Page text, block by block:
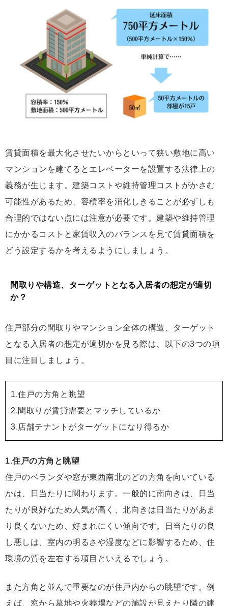
賃貸面積を最大化させたいからといって狭い敷地に高い
マンションを建てるとエレベーターを設置する法律上の
義務が生じます。建築コストや維持管理コストがかさむ
可能性があるため、容積率を消化しきることが必ずしも
合理的ではない点には注意が必要です。建築や維持管理
にかかるコストと家賃収入のバランスを見て賃貸面積を
どう設定するかを考えるようにしましょう。
間取りや構造、ターゲットとなる入居者の想定が適切
か？
住戸部分の間取りやマンション全体の構造、ターゲット
となる入居者の想定が適切かを見る際は、以下の3つの項
目に注目しましょう。
1.住戸の方角と眺望
2.間取りが賃貸需要とマッチしているか
3.店舗テナントがターゲットになり得るか
1.住戸の方角と眺望
住戸のベランダや窓が東西南北のどの方角を向いている
かは、日当たりに関わります。一般的に南向きは、日当
たりが良好なため人気が高く、北向きは日当たりがあま
り良くないため、好まれにくい傾向です。日当たりの良
し悪しは、室内の明るさや湿度などに影響するため、住
環境の質を左右する項目といえるでしょう。
また方角と並んで重要なのが住戸内からの眺望です。例
えば、窓から墓地や火葬場などの施設が見えたり隣の建